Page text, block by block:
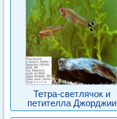
Тетра-светлячок и
петителла Джорджии